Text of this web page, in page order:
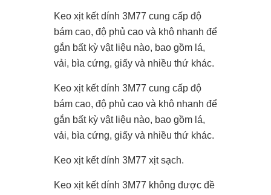
Keo xịt kết dính 3M77 cung cấp độ
bám cao, độ phủ cao và khô nhanh để
gắn bất kỳ vật liệu nào, bao gồm lá,
vải, bìa cứng, giấy và nhiều thứ khác.
Keo xịt kết dính 3M77 cung cấp độ
bám cao, độ phủ cao và khô nhanh để
gắn bất kỳ vật liệu nào, bao gồm lá,
vải, bìa cứng, giấy và nhiều thứ khác.
Keo xịt kết dính 3M77 xịt sạch.
Keo xịt kết dính 3M77 không được đề